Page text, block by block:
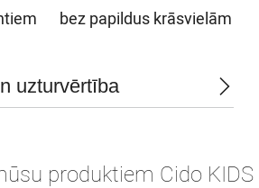
bez papildus krāsvielām
uzturvērtība
produktiem Cido KIDS